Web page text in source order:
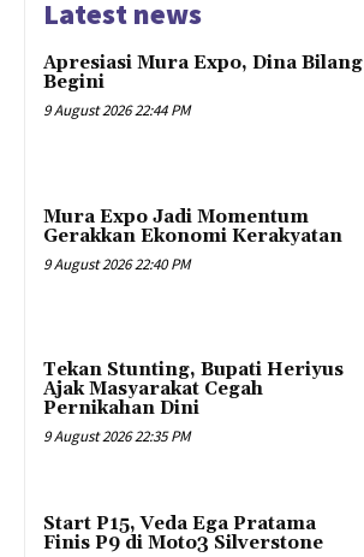
Latest news
Apresiasi Mura Expo, Dina Bilang
Begini
9 August 2026 22:44 PM
Mura Expo Jadi Momentum
Gerakkan Ekonomi Kerakyatan
9 August 2026 22:40 PM
Tekan Stunting, Bupati Heriyus
Ajak Masyarakat Cegah
Pernikahan Dini
9 August 2026 22:35 PM
Start P15, Veda Ega Pratama
Finis P9 di Moto3 Silverstone